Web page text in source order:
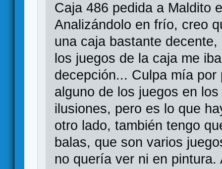
Caja 486 pedida a Maldito
Analizándolo en frío, creo
una caja bastante
los juegos de la caja me
decepción... Culpa mía
alguno de los juegos en
ilusiones, pero es lo que
otro lado, también tengo
balas, que son varios
no quería ver ni en